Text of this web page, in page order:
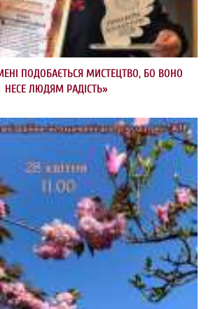
ПОДОБАЄТЬСЯ МИСТЕЦТВО, БО ВОНО
НЕСЕ ЛЮДЯМ РАДІСТЬ»